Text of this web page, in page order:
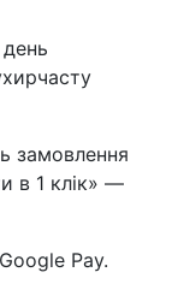
замовлення
в 1 клік» —
Pay.